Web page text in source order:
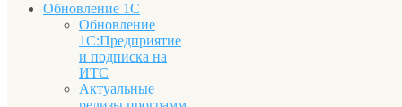
Обновление 1С
Обновление
1С:Предприятие
и подписка на
ИТС
Актуальные